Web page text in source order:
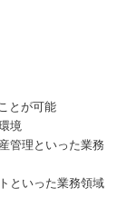
とが可能
境
管理といった業務
といった業務領域